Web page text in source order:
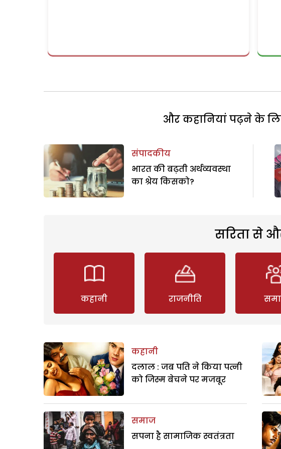
और कहानियां पढ़ने के
संपादकीय
भारत की बढ़ती अर्थव्यवस्था
का श्रेय किसको?
सरिता से
कहानी राजनीति
कहानी
दलाल : जब पति ने किया पत्नी
को जिस्म बेचने पर मजबूर
समाज
सपना है सामाजिक स्वतंत्रता